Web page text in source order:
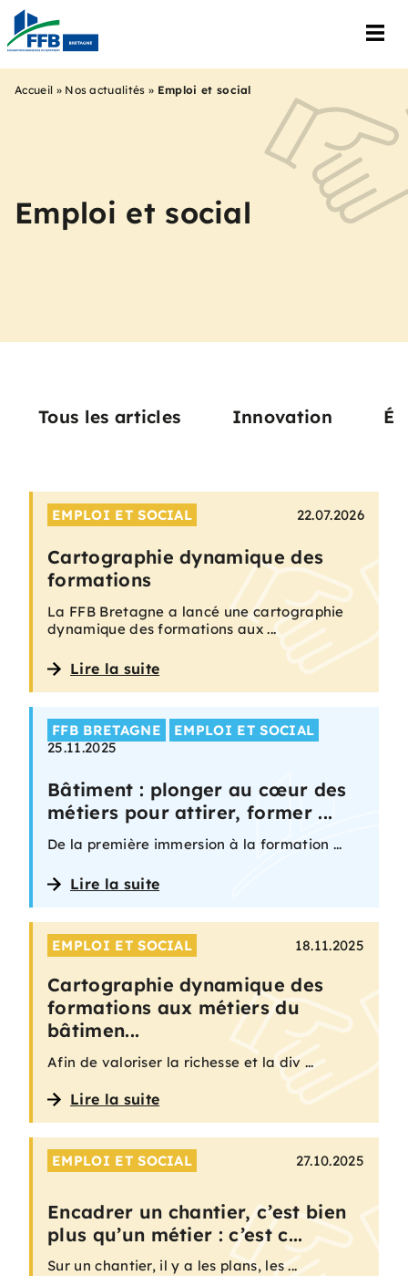
Accueil » Nos actualités » Emploi et social
Emploi et social
Tous les articles Innovation
EMPLOI ET SOCIAL 22.07.2026
Cartographie dynamique des
formations
La FFB Bretagne a lancé une cartographie
dynamique des formations aux ...
Lire la suite
FFB BRETAGNE
EMPLOI ET SOCIAL
25.11.2025
Bâtiment : plonger au cœur des
métiers pour attirer, former ...
De la première immersion à la formation ...
Lire la suite
EMPLOI ET SOCIAL 18.11.2025
Cartographie dynamique des
formations aux métiers du
bâtimen...
Afin de valoriser la richesse et la div ...
Lire la suite
EMPLOI ET SOCIAL 27.10.2025
Encadrer un chantier, c’est bien
plus qu’un métier : c’est c...
Sur un chantier, il y a les plans, les ...